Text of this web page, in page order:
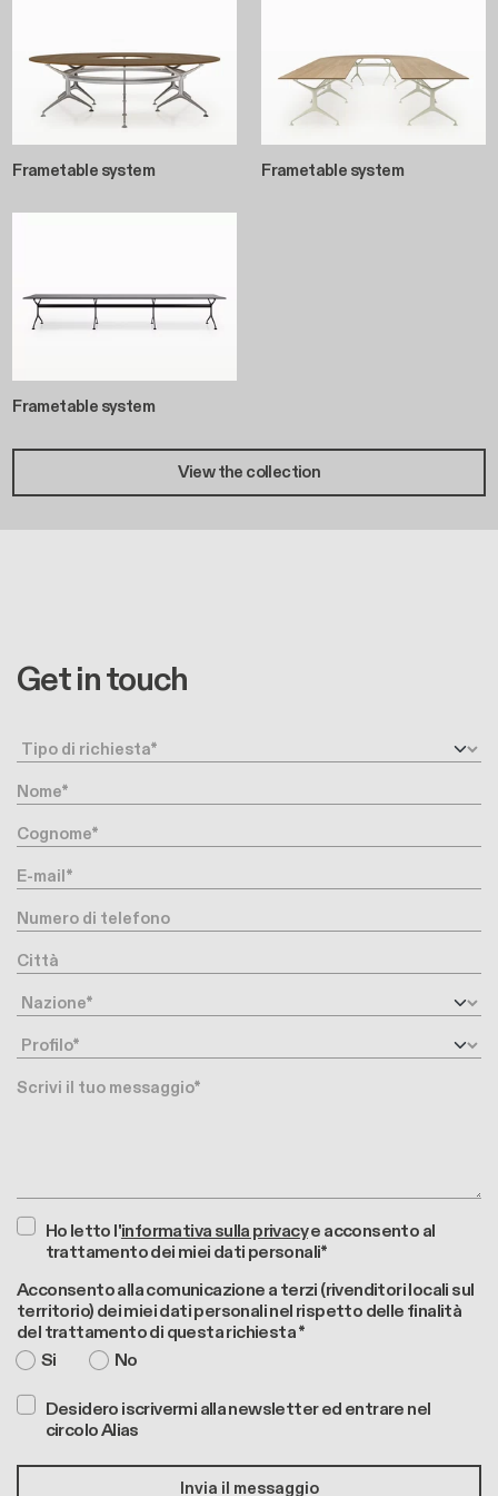
Frametable system Frametable system
Frametable system
View the collection
Get in touch
Request type
Nome
Cognome
E-mail
Numero di telefono
Città
Nazione
Profilo
Messaggio
Ho letto l'informativa sulla privacye acconsento al
trattamento dei miei dati personali*
Acconsento alla comunicazione a terzi (rivenditori locali sul
territorio) dei miei dati personali nel rispetto delle finalità
del trattamento di questa richiesta *
Si
No
Desidero iscrivermi alla newsletter ed entrare nel
circolo Alias